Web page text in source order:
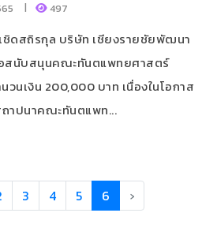
497
สถิรกุล บริษัท เชียงรายชัยพัฒนา
สนับสนุนคณะทันตแพทยศาสตร์
วนเงิน 200,000 บาท เนื่องในโอกาส
าปนาคณะทันตแพท...
3 4 5 6 ›